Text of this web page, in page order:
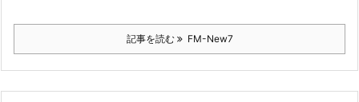
記事を読む FM-New7